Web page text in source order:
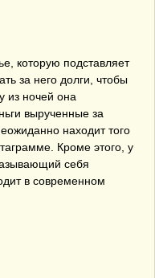
которую подставляет
за него долги, чтобы
из ночей она
вырученные за
находит того
Кроме этого, у
себя
в современном